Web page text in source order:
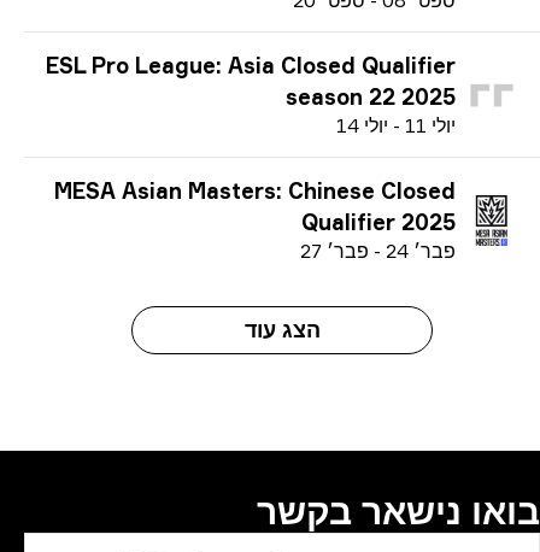
ESL Pro League: Asia Closed Qualifier
season 22 2025
11
-יולי 14
MESA Asian Masters: Chinese Closed
Qualifier 2025
פ בר׳ 24
-פ בר׳ 27
הצג עוד
נישאר בקשר